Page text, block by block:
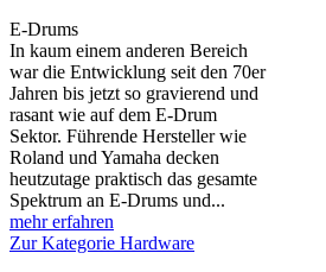
E-Drums
In kaum einem anderen Bereich
war die Entwicklung seit den 70er
Jahren bis jetzt so gravierend und
rasant wie auf dem E-Drum
Sektor. Führende Hersteller wie
Roland und Yamaha decken
heutzutage praktisch das gesamte
Spektrum an E-Drums und...
mehr erfahren
Zur Kategorie Hardware